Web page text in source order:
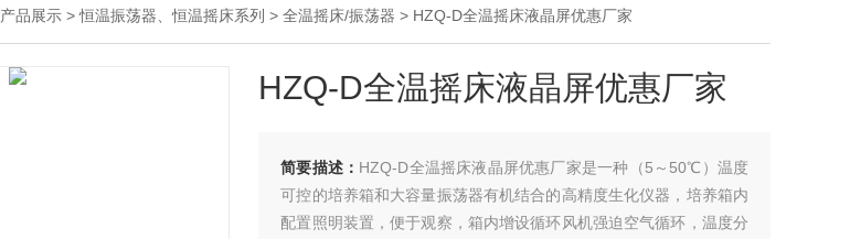
产品展示 >恒温振荡器、恒温摇床系列 > 全温摇床/振荡器 > HZQ-D全温摇床液晶屏优惠厂家
HZQ-D全温摇床液晶屏优惠厂家
简要描述： HZQ-D全温摇床液晶屏优惠厂家是一种（5～50℃）温度
可控的培养箱和大容量振荡器有机结合的高精度生化仪器，培养箱内
配置照明装置，便于观察，箱内增设循环风机强迫空气循环，温度分